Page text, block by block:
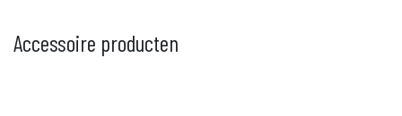
Accessoire producten